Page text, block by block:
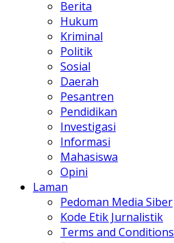
Berita
Hukum
Kriminal
Politik
Sosial
Daerah
Pesantren
Pendidikan
Investigasi
Informasi
Mahasiswa
Opini
Laman
Pedoman Media Siber
Kode Etik Jurnalistik
Terms and Conditions